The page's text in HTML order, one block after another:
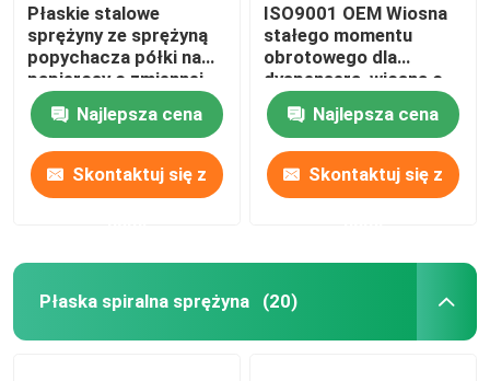
Płaskie stalowe
sprężyny ze sprężyną
popychacza półki na
papierosy o zmiennej
sile do dozownika
Najlepsza cena
Skontaktuj się z
ISO9001 OEM Wiosna
stałego momentu
obrotowego dla
dyspensera, wiosna o
stałej sile
Najlepsza cena
Skontaktuj się z
Płaska spiralna sprężyna (20)